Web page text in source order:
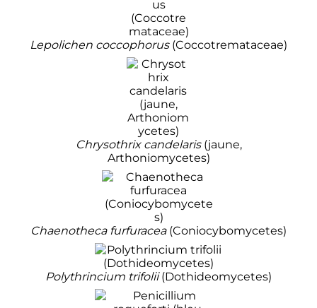
Lepolichen coccophorus(Coccotremataceae)
Chrysothrix candelaris(jaune,
Arthoniomycetes)
Chaenotheca furfuracea(Coniocybomycetes)
Polythrincium trifolii(Dothideomycetes)